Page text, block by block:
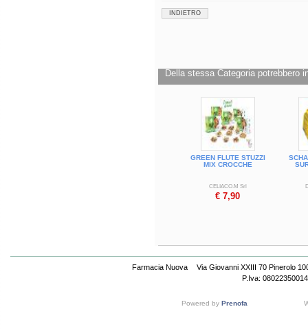
di una dieta variata e di uno stile di
inferiore ai 3 anni.
Cod.101327
INDIETRO
Della stessa Categoria potrebbero
GREEN FLUTE STUZZI
MIX CROCCHE
CELIACO.M Srl
€ 7,90
Farmacia Nuova
Via Giovanni XXIII 70 Pinerolo
P.Iva: 08022350014
Powered by Prenofa